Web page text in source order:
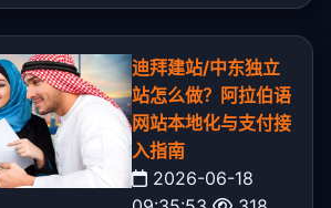
迪拜建站/中东独立
站怎么做？阿拉伯语
网站本地化与支付接
入指南
2026-06-18